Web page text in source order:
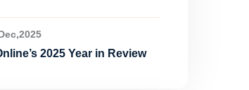
2025 Year in Review